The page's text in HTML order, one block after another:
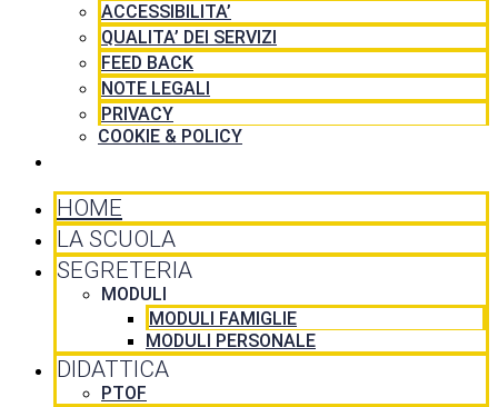
ACCESSIBILITA’
QUALITA’ DEI SERVIZI
FEED BACK
NOTE LEGALI
PRIVACY
COOKIE & POLICY
HOME
LA SCUOLA
SEGRETERIA
MODULI
MODULI FAMIGLIE
MODULI PERSONALE
DIDATTICA
PTOF